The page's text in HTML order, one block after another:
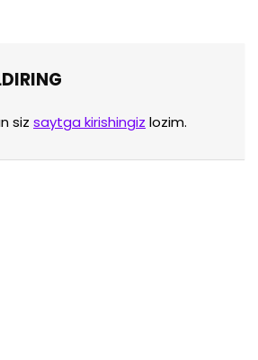
siz saytga kirishingiz lozim.